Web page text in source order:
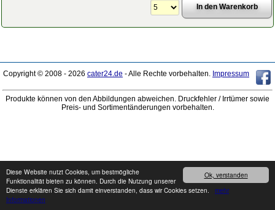
Ok, verstanden
Diese Website nutzt Cookies, um bestmögliche
Funktionalität bieten zu können. Durch die Nutzung unserer
Dienste erklären Sie sich damit einverstanden, dass wir Cookies setzen. mehr
Informationen
Copyright © 2008 - 2026 cater24.de - Alle Rechte vorbehalten. Impressum
Produkte können von den Abbildungen abweichen. Druckfehler / Irrtümer sowie
Preis- und Sortimentänderungen vorbehalten.